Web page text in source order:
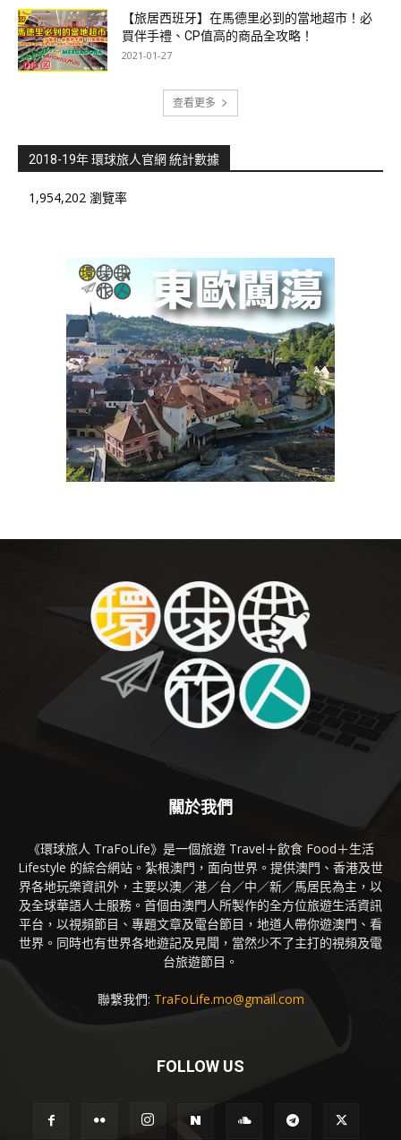
【旅居西班牙】在馬德里必到的當地超市！必
買伴手禮、CP值高的商品全攻略！
2021-01-27
查看更多
2018-19年 環球旅人官網 統計數據
1,954,202 瀏覽率
關於我們
《環球旅人 TraFoLife》是一個旅遊 Travel＋飲食 Food＋生活
Lifestyle 的綜合網站。紮根澳門，面向世界。提供澳門、香港及世
界各地玩樂資訊外，主要以澳／港／台／中／新／馬居民為主，以
及全球華語人士服務。首個由澳門人所製作的全方位旅遊生活資訊
平台，以視頻節目、專題文章及電台節目，地道人帶你遊澳門、看
世界。同時也有世界各地遊記及見聞，當然少不了主打的視頻及電
台旅遊節目。
聯繫我們: TraFoLife.mo@gmail.com
FOLLOW US